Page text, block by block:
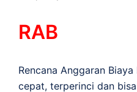
RAB
Rencana Anggaran
cepat, terperinci dan